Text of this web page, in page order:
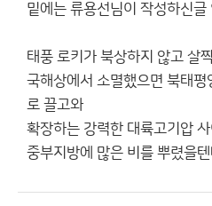
밑에는 류용선님이 작성하신글
태풍 로키가 북상하지 않고 살
국해상에서 소멸했으면 북태
로 끌고와
확장하는 강력한 대륙고기압
중부지방에 많은 비를 뿌렸을텐